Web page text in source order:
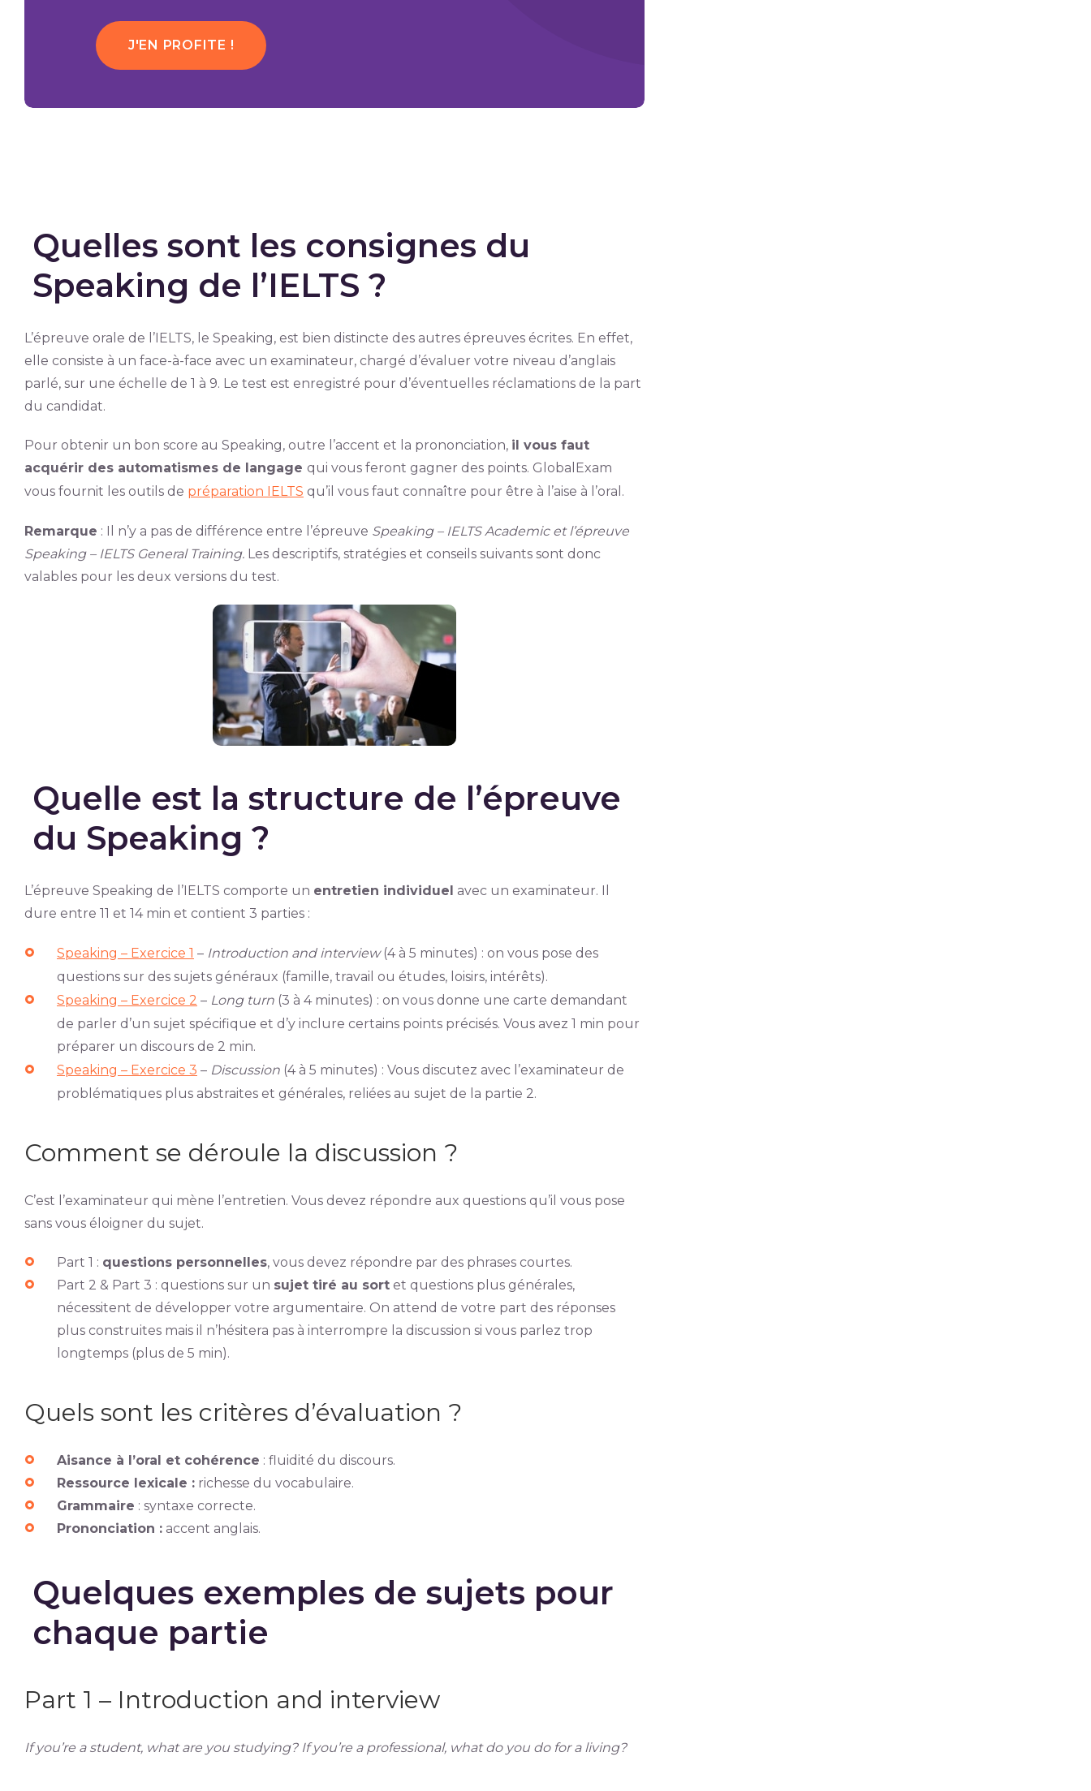
J'EN PROFITE !
Quelles sont les consignes du
Speaking de l’IELTS ?
L’épreuve orale de l’IELTS, le Speaking, est bien distincte des autres épreuves écrites. En effet,
elle consiste à un face-à-face avec un examinateur, chargé d’évaluer votre niveau d’anglais
parlé, sur une échelle de 1 à 9. Le test est enregistré pour d’éventuelles réclamations de la part
du candidat.
Pour obtenir un bon score au Speaking, outre l’accent et la prononciation, il vous faut
acquérir des automatismes de langage qui vous feront gagner des points. GlobalExam
vous fournit les outils de préparation IELTS qu’il vous faut connaître pour être à l’aise à l’oral.
Remarque : Il n’y a pas de différence entre l’épreuve Speaking – IELTS Academic et l’épreuve
Speaking – IELTS General Training.Les descriptifs, stratégies et conseils suivants sont donc
valables pour les deux versions du test.
Quelle est la structure de l’épreuve
du Speaking ?
L’épreuve Speaking de l’IELTS comporte un entretien individuel avec un examinateur. Il
dure entre 11 et 14 min et contient 3 parties :
Speaking – Exercice 1 – Introduction and interview(4 à 5 minutes) : on vous pose des
questions sur des sujets généraux (famille, travail ou études, loisirs, intérêts).
Speaking – Exercice 2 – Long turn (3 à 4 minutes) : on vous donne une carte demandant
de parler d’un sujet spécifique et d’y inclure certains points précisés. Vous avez 1 min pour
préparer un discours de 2 min.
Speaking – Exercice 3 – Discussion(4 à 5 minutes) : Vous discutez avec l’examinateur de
problématiques plus abstraites et générales, reliées au sujet de la partie 2.
Comment se déroule la discussion ?
C’est l’examinateur qui mène l’entretien. Vous devez répondre aux questions qu’il vous pose
sans vous éloigner du sujet.
Part 1 : questions personnelles, vous devez répondre par des phrases courtes.
Part 2 & Part 3 : questions sur un sujet tiré au sortet questions plus générales,
nécessitent de développer votre argumentaire. On attend de votre part des réponses
plus construites mais il n’hésitera pas à interrompre la discussion si vous parlez trop
longtemps (plus de 5 min).
Quels sont les critères d’évaluation ?
Aisance à l’oral et cohérence : fluidité du discours.
Ressource lexicale :richesse du vocabulaire.
Grammaire : syntaxe correcte.
Prononciation :accent anglais.
Quelques exemples de sujets pour
chaque partie
Part 1 – Introduction and interview
If you’re a student, what are you studying? If you’re a professional, what do you do for a living?